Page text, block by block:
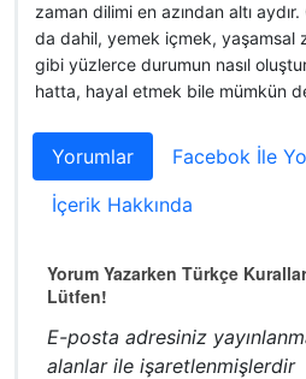
zaman dilimi en azından altı
da dahil, yemek içmek, yaşamsal
gibi yüzlerce durumun nasıl
hatta, hayal etmek bile mümkün
Yorumlar
Facebok İle
İçerik Hakkında
Yorum Yazarken Türkçe
Lütfen!
E-posta adresiniz
alanlar ile işaretlenmişlerdir